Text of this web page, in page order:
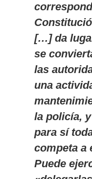
[…] da
se
las
una
la policía,
para sí
competa a
Puede